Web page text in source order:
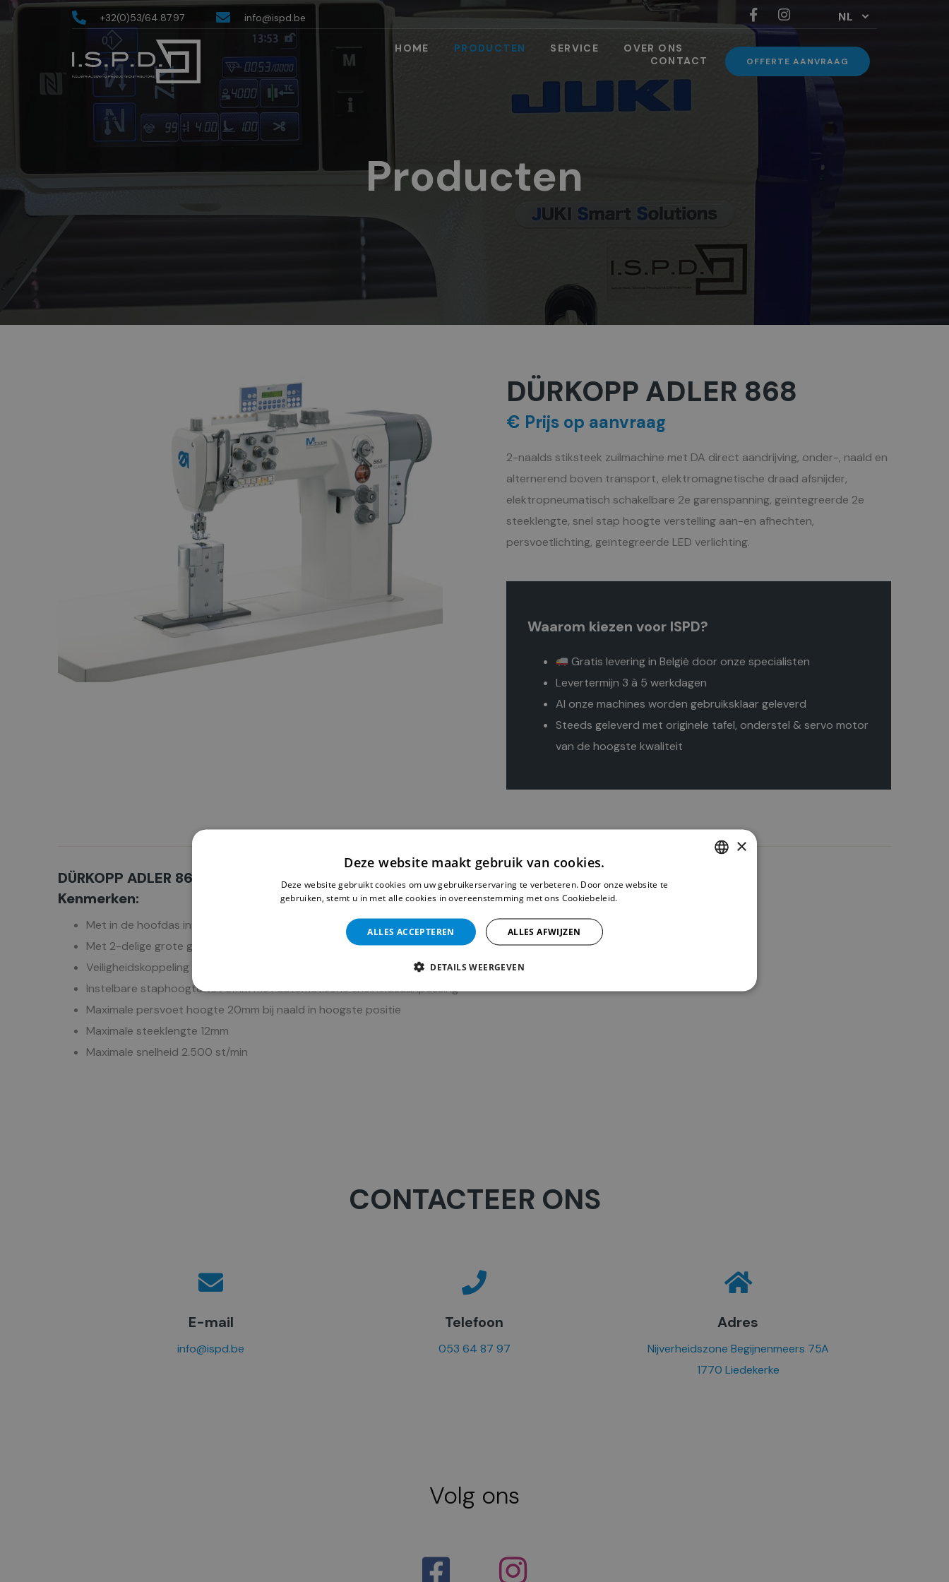
+32(0)53/64.87.97 info@ispd.be NL
HOME PRODUCTEN SERVICE
OVER ONS
CONTACT
OFFERTE AANVRAAG
Producten
DÜRKOPP ADLER 868
€ Prijs op aanvraag
2-naalds stiksteek zuilmachine met DA direct aandrijving, onder-, naald en
alternerend boven transport, elektromagnetische draad afsnijder,
elektropneumatisch schakelbare 2e garenspanning, geïntegreerde 2e
steeklengte, snel stap hoogte verstelling aan-en afhechten,
persvoetlichting, geïntegreerde LED verlichting.
Waarom kiezen voor ISPD?
Gratis levering in België door onze specialisten
Levertermijn 3 à 5 werkdagen
Al onze machines worden gebruiksklaar geleverd
Steeds geleverd met originele tafel, onderstel & servo motor
van de hoogste kwaliteit
DÜRKOPP ADLER 868-290322-M
Kenmerken:
Met in de hoofdas ingebouwde DC motor en DAC Classic M-Type sturing en bedieningspaneel OP 1000 met bevestiging beugel
Met 2-delige grote grijpers
Veiligheidskoppeling
Instelbare staphoogte tot 9mm met automatische snelheidsaanpassing
Maximale persvoet hoogte 20mm bij naald in hoogste positie
Maximale steeklengte 12mm
Maximale snelheid 2.500 st/min
CONTACTEER ONS
E-mail
info@ispd.be
Telefoon
053 64 87 97
Adres
Nijverheidszone Begijnenmeers 75A
1770 Liedekerke
Volg ons
×
Deze website maakt gebruik van cookies.
Deze website gebruikt cookies om uw gebruikerservaring te verbeteren. Door onze website te
gebruiken, stemt u in met alle cookies in overeenstemming met ons Cookiebeleid.
ALLES ACCEPTEREN ALLES AFWIJZEN
DETAILS WEERGEVEN